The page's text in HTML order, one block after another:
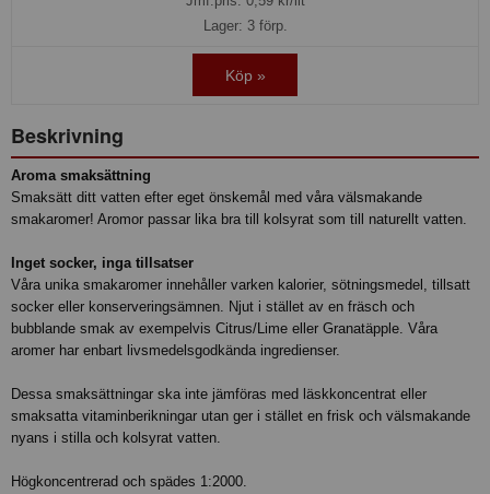
Lager: 3 förp.
Köp »
Beskrivning
Aroma smaksättning
Smaksätt ditt vatten efter eget önskemål med våra välsmakande
smakaromer! Aromor passar lika bra till kolsyrat som till naturellt vatten.
Inget socker, inga tillsatser
Våra unika smakaromer innehåller varken kalorier, sötningsmedel, tillsatt
socker eller konserveringsämnen. Njut i stället av en fräsch och
bubblande smak av exempelvis Citrus/Lime eller Granatäpple. Våra
aromer har enbart livsmedelsgodkända ingredienser.
Dessa smaksättningar ska inte jämföras med läskkoncentrat eller
smaksatta vitaminberikningar utan ger i stället en frisk och välsmakande
nyans i stilla och kolsyrat vatten.
Högkoncentrerad och spädes 1:2000.